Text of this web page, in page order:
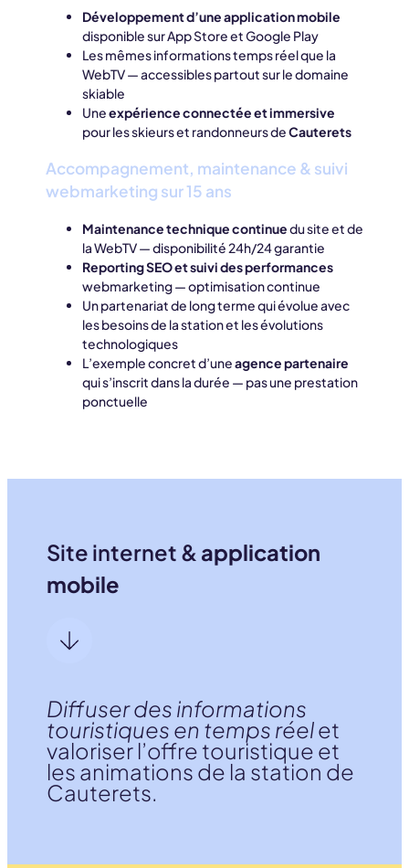
Développement d’une application mobile
disponible sur App Store et Google Play
Les mêmes informations temps réel que la
WebTV — accessibles partout sur le domaine
skiable
Uneexpérience connectée et immersive
pour les skieurs et randonneurs deCauterets
Accompagnement, maintenance & suivi
webmarketing sur 15 ans
Maintenance technique continuedu site et de
la WebTV — disponibilité 24h/24 garantie
Reporting SEO et suivi des performances
webmarketing — optimisation continue
Un partenariat de long terme qui évolue avec
les besoins de la station et les évolutions
technologiques
L’exemple concret d’uneagence partenaire
qui s’inscrit dans la durée — pas une prestation
ponctuelle
Site internet & application
mobile
Diffuser des informations
touristiques en temps réelet
valoriser l’offre touristique et
les animations de la station de
Cauterets.